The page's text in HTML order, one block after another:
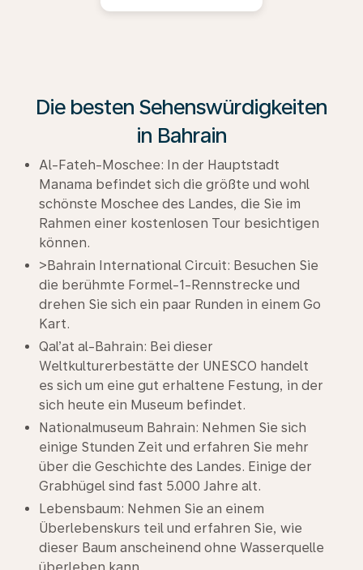
Die besten Sehenswürdigkeiten
in Bahrain
Al-Fateh-Moschee: In der Hauptstadt
Manama befindet sich die größte und wohl
schönste Moschee des Landes, die Sie im
Rahmen einer kostenlosen Tour besichtigen
können.
>Bahrain International Circuit: Besuchen Sie
die berühmte Formel-1-Rennstrecke und
drehen Sie sich ein paar Runden in einem Go
Kart.
Qal’at al-Bahrain: Bei dieser
Weltkulturerbestätte der UNESCO handelt
es sich um eine gut erhaltene Festung, in der
sich heute ein Museum befindet.
Nationalmuseum Bahrain: Nehmen Sie sich
einige Stunden Zeit und erfahren Sie mehr
über die Geschichte des Landes. Einige der
Grabhügel sind fast 5.000 Jahre alt.
Lebensbaum: Nehmen Sie an einem
Überlebenskurs teil und erfahren Sie, wie
dieser Baum anscheinend ohne Wasserquelle
überleben kann.